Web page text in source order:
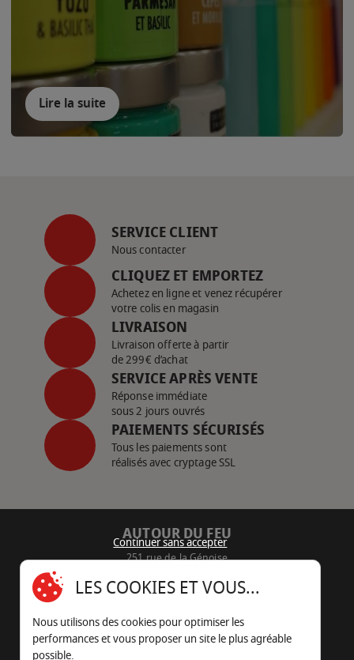
Lire la suite
SERVICE CLIENT
Nous contacter
CLIQUEZ ET EMPORTEZ
Achetez en ligne et venez récupérer
votre colis en magasin
LIVRAISON
Livraison offerte à partir
de 299€ d’achat
SERVICE APRÈS VENTE
Réponse immédiate
sous 2 jours ouvrés
PAIEMENTS SÉCURISÉS
Tous les paiements sont
réalisés avec cryptage SSL
AUTOUR DU FEU
251 rue de la Génoise
05 45 22 98 09
Nous envoyer un e-mail
Continuer sans accepter
LES COOKIES ET VOUS...
Nous utilisons des cookies pour optimiser les
performances et vous proposer un site le plus agréable
possible.